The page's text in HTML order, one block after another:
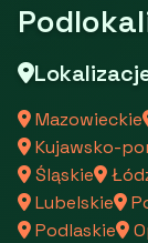
Mazowieckie
Kujawsko-
Śląskie
Lubelskie
Podlaskie